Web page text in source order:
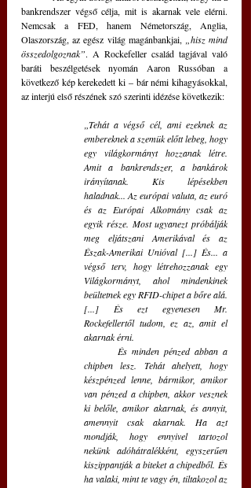
bankrendszer végső célja, mit is akarnak vele elérni.
Nemcsak a FED, hanem Németország, Anglia,
Olaszország, az egész világ magánbankjai,
„hisz mind
összedolgoznak”. A Rockefeller család tagjával való
baráti beszélgetések nyomán Aaron Russóban a
következő kép kerekedett ki – bár némi kihagyásokkal,
az interjú első részének szó szerinti idézése következik:
„Tehát a végső cél, ami ezeknek az
embereknek a szemük előtt lebeg, hogy
egy világkormányt hozzanak létre.
Amit a bankrendszer, a bankárok
irányítanak. Kis lépésekben
haladnak... Az európai valuta, az euró
és az Európai Alkotmány csak az
egyik része. Most ugyanezt próbálják
meg eljátszani Amerikával és az
Észak-Amerikai Unióval [...] És... a
végső terv, hogy létrehozzanak egy
Világkormányt, ahol mindenkinek
beültetnek egy RFID-chipet a bőre alá.
[...] És ezt egyenesen Mr.
Rockefellertől tudom, ez az, amit el
akarnak érni.
És minden pénzed abban a
chipben lesz. Tehát ahelyett, hogy
készpénzed lenne, bármikor, amikor
van pénzed a chipben, akkor vesznek
ki belőle, amikor akarnak, és annyit,
amennyit csak akarnak. Ha azt
mondják, hogy ennyivel tartozol
nekünk adóhátralékként, egyszerűen
kiszippantják a biteket a chipedből. És
ha valaki, mint te vagy én, tiltakozol az